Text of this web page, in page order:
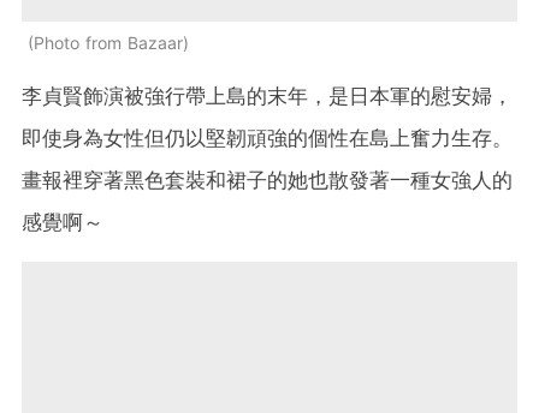
Photo from Bazaar
李貞賢飾演被強行帶上島的末年，是日本軍的慰安婦，
即使身為女性但仍以堅韌頑強的個性在島上奮力生存。
畫報裡穿著黑色套裝和裙子的她也散發著一種女強人的
感覺啊～